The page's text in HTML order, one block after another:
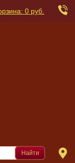
0 руб.
Найти